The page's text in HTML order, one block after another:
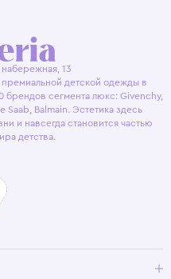
13
детской одежды в
сегмента люкс: Givenchy,
Balmain. Эстетика здесь
и навсегда становится частью
детства.